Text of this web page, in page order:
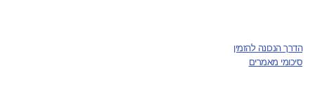
הדרך הנכונה להזמין
סיכומי מאמרים